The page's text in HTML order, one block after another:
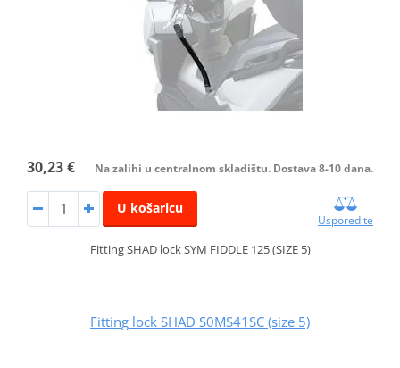
30,23 € Na zalihi u centralnom skladištu. Dostava 8-10 dana.
U košaricu
Usporedite
Fitting SHAD lock SYM FIDDLE 125 (SIZE 5)
Fitting lock SHAD S0MS41SC (size 5)